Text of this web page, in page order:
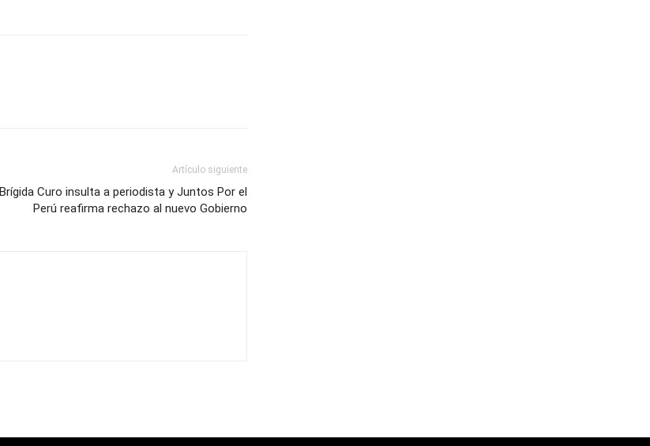
Artículo siguiente
Brígida Curo insulta a periodista y Juntos Por el
Perú reafirma rechazo al nuevo Gobierno